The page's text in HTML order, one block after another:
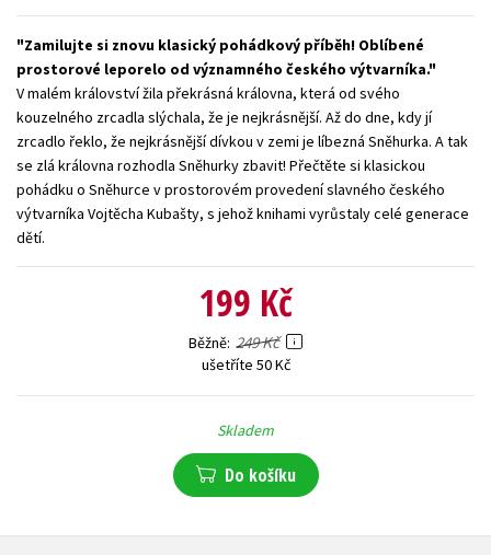
Všechny tituly
Zamilujte si znovu klasický pohádkový příběh! Oblíbené
prostorové leporelo od významného českého výtvarníka.
V malém království žila překrásná královna, která od svého
kouzelného zrcadla slýchala, že je nejkrásnější. Až do dne, kdy jí
zrcadlo řeklo, že nejkrásnější dívkou v zemi je líbezná Sněhurka. A tak
se zlá královna rozhodla Sněhurky zbavit! Přečtěte si klasickou
pohádku o Sněhurce v prostorovém provedení slavného českého
výtvarníka Vojtěcha Kubašty, s jehož knihami vyrůstaly celé generace
dětí.
199 Kč
Běžně 249 Kč
ušetříte 50 Kč
Skladem
Do košíku